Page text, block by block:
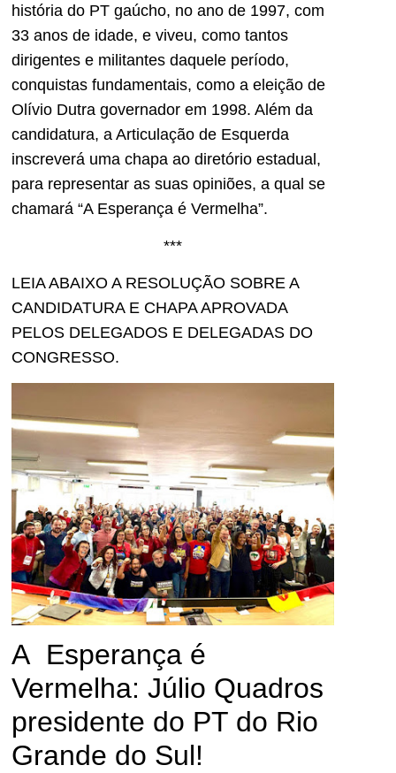
história do PT gaúcho, no ano de 1997, com
33 anos de idade, e viveu, como tantos
dirigentes e militantes daquele período,
conquistas fundamentais, como a eleição de
Olívio Dutra governador em 1998. Além da
candidatura, a Articulação de Esquerda
inscreverá uma chapa ao diretório estadual,
para representar as suas opiniões, a qual se
chamará “A Esperança é Vermelha”.
***
LEIA ABAIXO A RESOLUÇÃO SOBRE A
CANDIDATURA E CHAPA APROVADA
PELOS DELEGADOS E DELEGADAS DO
CONGRESSO.
A Esperança é
Vermelha: Júlio Quadros
presidente do PT do Rio
Grande do Sul!